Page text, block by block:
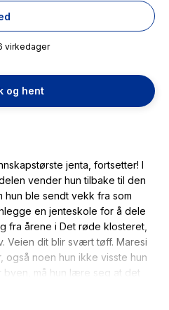
virkedager
og hent
jenta, fortsetter! I
vender hun tilbake til den
hun ble sendt vekk fra som
en jenteskole for å dele
fra årene i Det røde klosteret,
Veien dit blir svært tøff. Maresi
også noen hun ikke visste hun
byen, må hun lære seg at det
den man finner på